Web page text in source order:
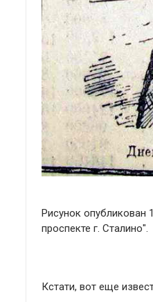
Рисунок опубликован
проспекте г. Сталино".
Кстати, вот еще